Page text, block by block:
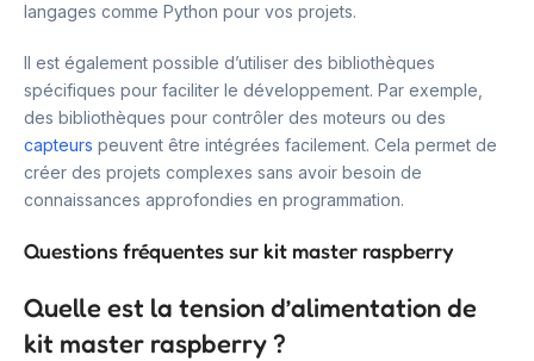
langages comme Python pour vos projets.
Il est également possible d’utiliser des bibliothèques
spécifiques pour faciliter le développement. Par exemple,
des bibliothèques pour contrôler des moteurs ou des
capteurs peuvent être intégrées facilement. Cela permet de
créer des projets complexes sans avoir besoin de
connaissances approfondies en programmation.
Questions fréquentes sur kit master raspberry
Quelle est la tension d’alimentation de
kit master raspberry ?